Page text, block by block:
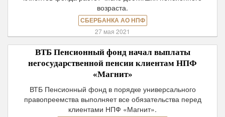
возраста.
СБЕРБАНКА АО НПФ
27 мая 2021
ВТБ Пенсионный фонд начал выплаты
негосударственной пенсии клиентам НПФ
«Магнит»
ВТБ Пенсионный фонд в порядке универсального
правопреемства выполняет все обязательства перед
клиентами НПФ «Магнит».